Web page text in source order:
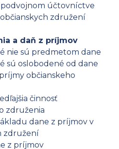
účtovníctve
združení
a daň z príjmov
nie sú predmetom dane
sú oslobodené od dane
občianskeho
činnosť
združenia
dane z príjmov v
združení
z príjmov